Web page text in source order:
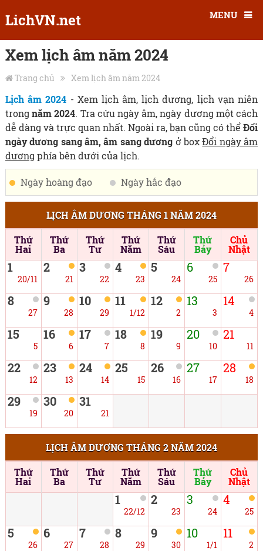
LichVN.net MENU
Xem lịch âm năm 2024
Trang chủ Xem lịch âm năm 2024
Lịch âm 2024 - Xem lịch âm, lịch dương, lịch vạn niên
trongnăm 2024. Tra cứu ngày âm, ngày dương một cách
dễ dàng và trực quan nhất. Ngoài ra, bạn cũng có thểĐổi
ngày dương sang âm, âm sang dương ở boxĐổi ngày âm
dương phía bên dưới của lịch.
Ngày hoàng đạo Ngày hắc đạo
LỊCH ÂM DƯƠNG THÁNG 1 NĂM 2024
Thứ
Hai
Thứ
Ba
Thứ
Tư
Thứ
Năm
Thứ
Sáu
Thứ
Bảy
Chủ
Nhật
1
20/11
2
21
3
22
4
23
5
24
6
25
7
26
8
27
9
28
10
29
11
1/12
12
2
13
3
14
4
15
5
16
6
17
7
18
8
19
9
20
10
21
11
22
12
23
13
24
14
25
15
26
16
27
17
28
18
29
19
30
20
31
21
LỊCH ÂM DƯƠNG THÁNG 2 NĂM 2024
Thứ
Hai
Thứ
Ba
Thứ
Tư
Thứ
Năm
Thứ
Sáu
Thứ
Bảy
Chủ
Nhật
1
22/12
2
23
3
24
4
25
5
26
6
27
7
28
8
29
9
30
10
1/1
11
2